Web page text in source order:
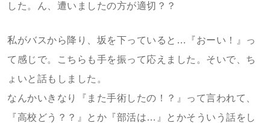
した。ん、遭いましたの方が適切？？
私がバスから降り、坂を下っていると…『おーい！』っ
て感じで。こちらも手を振って応えました。そいで、ち
ょいと話もしました。
なんかいきなり『また手術したの！？』って言われて、
『高校どう？？』とか『部活は…』とかそういう話をし